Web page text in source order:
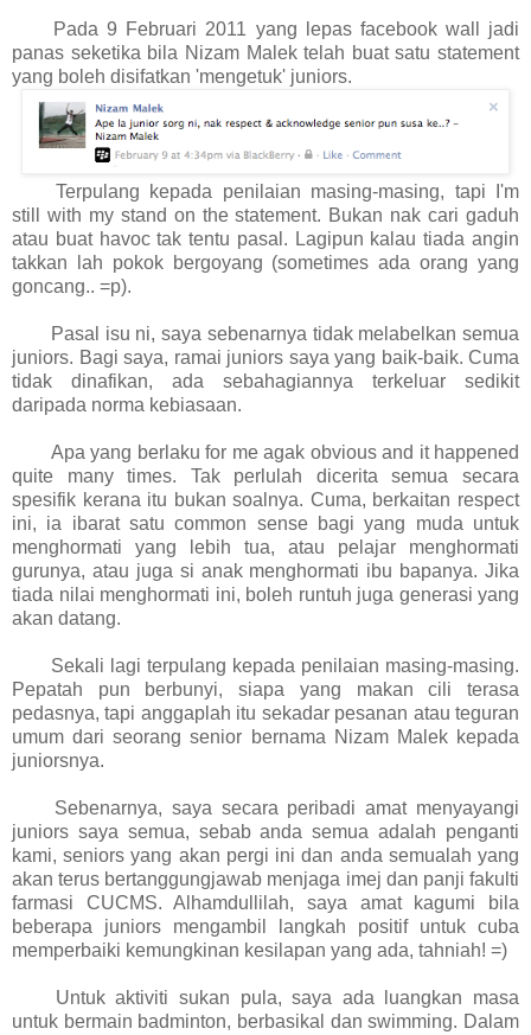
Pada 9 Februari 2011 yang lepas facebook wall jadi
panas seketika bila Nizam Malek telah buat satu statement
yang boleh disifatkan 'mengetuk' juniors.
Terpulang kepada penilaian masing-masing, tapi I'm
still with my stand on the statement. Bukan nak cari gaduh
atau buat havoc tak tentu pasal. Lagipun kalau tiada angin
takkan lah pokok bergoyang (sometimes ada orang yang
goncang.. =p).
Pasal isu ni, saya sebenarnya tidak melabelkan semua
juniors. Bagi saya, ramai juniors saya yang baik-baik. Cuma
tidak dinafikan, ada sebahagiannya terkeluar sedikit
daripada norma kebiasaan.
Apa yang berlaku for me agak obvious and it happened
quite many times. Tak perlulah dicerita semua secara
spesifik kerana itu bukan soalnya. Cuma, berkaitan respect
ini, ia ibarat satu common sense bagi yang muda untuk
menghormati yang lebih tua, atau pelajar menghormati
gurunya, atau juga si anak menghormati ibu bapanya. Jika
tiada nilai menghormati ini, boleh runtuh juga generasi yang
akan datang.
	Sekali lagi t
erpulang kepada penilaian masing-masing.
Pepatah pun berbunyi, siapa yang makan cili terasa
pedasnya, tapi anggaplah itu sekadar pesanan atau teguran
umum dari seorang senior bernama Nizam Malek kepada
juniorsnya.
Sebenarnya, saya secara peribadi amat menyayangi
juniors saya semua, sebab anda semua adalah penganti
kami, seniors yang akan pergi ini dan anda semualah yang
akan terus bertanggungjawab menjaga imej dan panji fakulti
farmasi CUCMS. Alhamdullilah, saya amat kagumi bila
beberapa juniors mengambil langkah positif untuk cuba
memperbaiki kemungkinan kesilapan yang ada, tahniah! =)
Untuk aktiviti sukan pula, saya ada luangkan masa
untuk bermain badminton, berbasikal dan swimming. Dalam